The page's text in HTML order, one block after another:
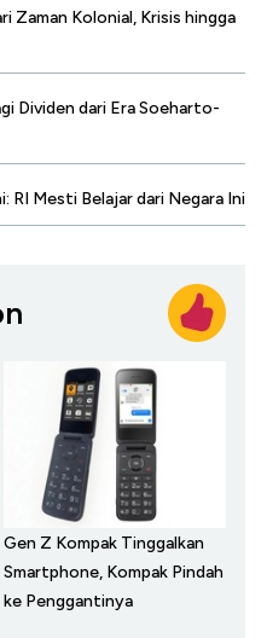
Zaman Kolonial, Krisis hingga
Dividen dari Era Soeharto-
RI Mesti Belajar dari Negara Ini
Gen Z Kompak Tinggalkan
Smartphone, Kompak Pindah
ke Penggantinya